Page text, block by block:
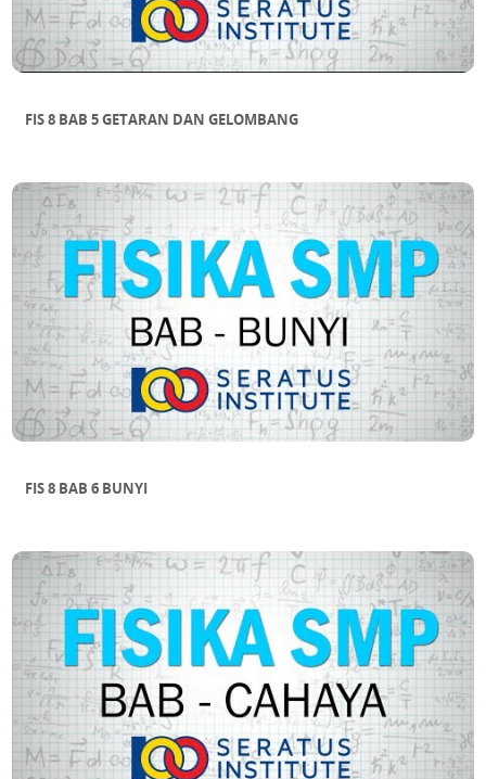
FIS 8 BAB 5 GETARAN DAN GELOMBANG
FIS 8 BAB 6 BUNYI